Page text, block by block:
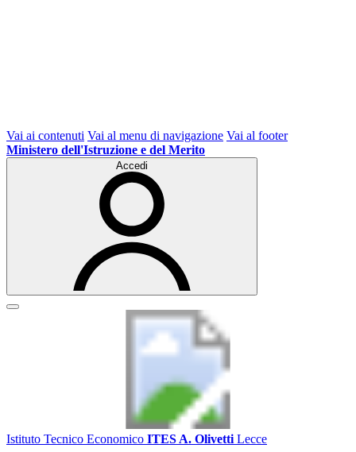
Vai ai contenuti Vai al menu di navigazione Vai al footer
Ministero dell'Istruzione e del Merito
Accedi
Istituto Tecnico Economico ITES A. Olivetti Lecce